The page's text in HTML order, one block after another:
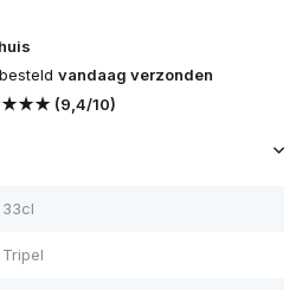
vandaag verzonden
(9,4/10)
33cl
Tripel